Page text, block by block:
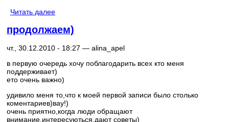
Читать далее
продолжаем)
чт., 30.12.2010 - 18:27 — alina_apel
в первую очередь хочу поблагодарить всех кто меня
поддерживает)
ето очень важно)
удивило меня то,что к моей первой записи было столько
коментариев)вау!)
очень приятно,когда люди обращают
внимание,интересуються,дают советы)